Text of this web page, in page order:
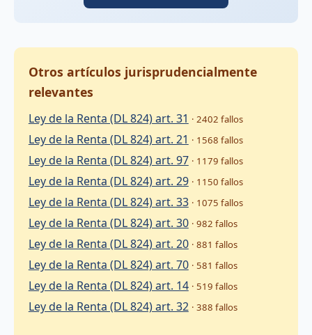
Otros artículos jurisprudencialmente
relevantes
Ley de la Renta (DL 824) art. 31 · 2402 fallos
Ley de la Renta (DL 824) art. 21 · 1568 fallos
Ley de la Renta (DL 824) art. 97 · 1179 fallos
Ley de la Renta (DL 824) art. 29 · 1150 fallos
Ley de la Renta (DL 824) art. 33 · 1075 fallos
Ley de la Renta (DL 824) art. 30 · 982 fallos
Ley de la Renta (DL 824) art. 20 · 881 fallos
Ley de la Renta (DL 824) art. 70 · 581 fallos
Ley de la Renta (DL 824) art. 14 · 519 fallos
Ley de la Renta (DL 824) art. 32 · 388 fallos